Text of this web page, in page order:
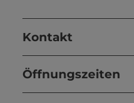
Kontakt
Öffnungszeiten